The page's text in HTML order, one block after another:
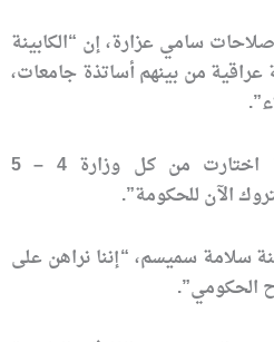
سامي عزارة، إن “الكابينة
90 شخصية عراقية من بينهم أساتذة جامعات،
وأضاف عزارة، أن “اللجنة اختارت من كل وزارة 4 – 5
الآن للحكومة”.
سلامة سميسم، “إننا نراهن على
الحكومي”.